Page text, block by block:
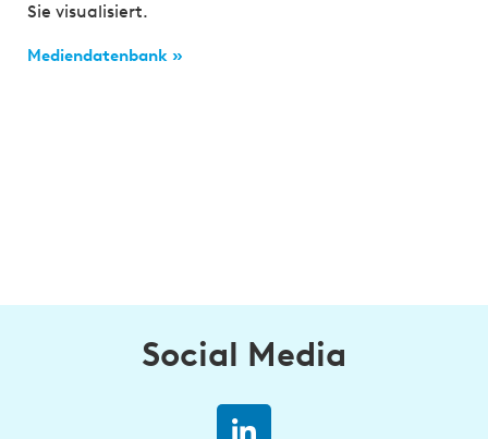
Sie visualisiert.
Mediendatenbank »
Social Media